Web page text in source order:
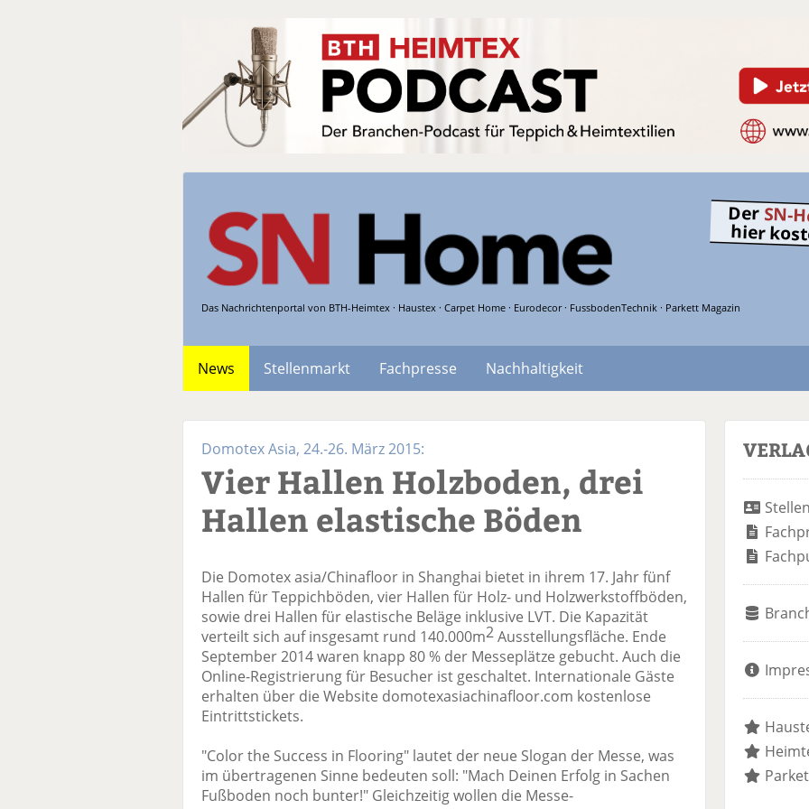
Das Nachrichtenportal von BTH-Heimtex · Haustex · Carpet Home · Eurodecor · FussbodenTechnik · Parkett Magazin
Der SN-
hier
News Stellenmarkt Fachpresse
Nachhaltigkeit
Domotex Asia, 24.-26. März 2015:
Vier Hallen Holzboden, drei
Hallen elastische Böden
Die Domotex asia/Chinafloor in Shanghai bietet in ihrem 17. Jahr fünf
Hallen für Teppichböden, vier Hallen für Holz- und Holzwerkstoffböden,
sowie drei Hallen für elastische Beläge inklusive LVT. Die Kapazität
verteilt sich auf insgesamt rund 140.000m2Ausstellungsfläche. Ende
September 2014 waren knapp 80 % der Messeplätze gebucht. Auch die
Online-Registrierung für Besucher ist geschaltet. Internationale Gäste
erhalten über die Website domotexasiachinafloor.com kostenlose
Eintrittstickets.
"Color the Success in Flooring" lautet der neue Slogan der Messe, was
im übertragenen Sinne bedeuten soll: "Mach Deinen Erfolg in Sachen
Fußboden noch bunter!" Gleichzeitig wollen die Messe-